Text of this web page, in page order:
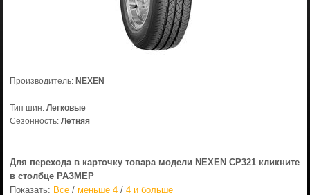
Производитель: NEXEN
Тип шин: Легковые
Сезонность: Летняя
Для перехода в карточку товара модели NEXEN CP321 кликните
в столбце РАЗМЕР
Показать: Все/ меньше 4/ 4 и больше